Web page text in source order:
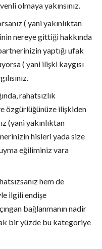
olmaya yakınsınız.
( yani yakınlıktan
nereye gittiği hakkında
yaptığı ufak
( yani ilişki kaygısı
rahatsızlık
özgürlüğünüze ilişkiden
(yani yakınlıktan
hisleri yada size
eğiliminiz vara
hem de
ilgili endişe
bağlanmanın nadir
bir yüzde bu kategoriye